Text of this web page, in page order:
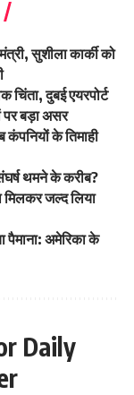
सुशीला कार्की को
चिंता, दुबई एयरपोर्ट
पर बड़ा असर
कंपनियों के तिमाही
थमने के करीब?
जल्द लिया
पैमाना: अमेरिका के
Daily